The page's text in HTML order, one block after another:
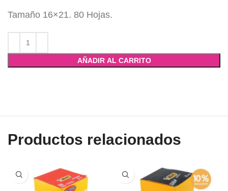
Tamaño 16×21. 80 Hojas.
AÑADIR AL CARRITO
Productos relacionados